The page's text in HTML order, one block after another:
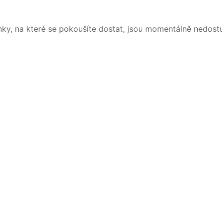
na které se pokoušíte dostat, jsou momentálně